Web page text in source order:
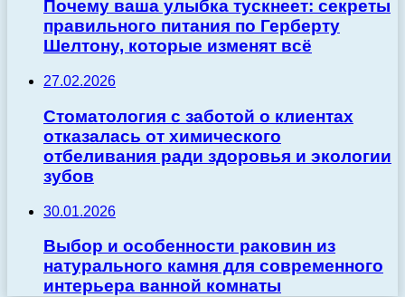
Почему ваша улыбка тускнеет: секреты
правильного питания по Герберту
Шелтону, которые изменят всё
27.02.2026
Стоматология с заботой о клиентах
отказалась от химического
отбеливания ради здоровья и экологии
зубов
30.01.2026
Выбор и особенности раковин из
натурального камня для современного
интерьера ванной комнаты